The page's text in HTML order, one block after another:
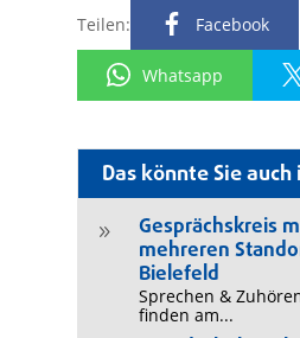
Das könnte Sie
9
Gesprächskreis
mehreren
Bielefeld
Sprechen &
finden am...
Teilen: Facebook
Whatsapp